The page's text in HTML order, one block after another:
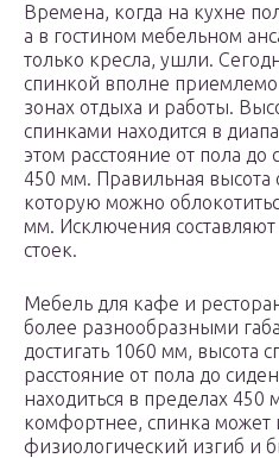
Времена, когда на кухне
а в гостином мебельном
только кресла, ушли.
спинкой вполне приемлемо
зонах отдыха и работы.
спинками находится в
этом расстояние от пола до
450 мм. Правильная
которую можно
мм. Исключения
стоек.
Мебель для кафе и
более разнообразными
достигать 1060 мм, высота
расстояние от пола до
находиться в пределах
комфортнее, спинка может
физиологический изгиб и